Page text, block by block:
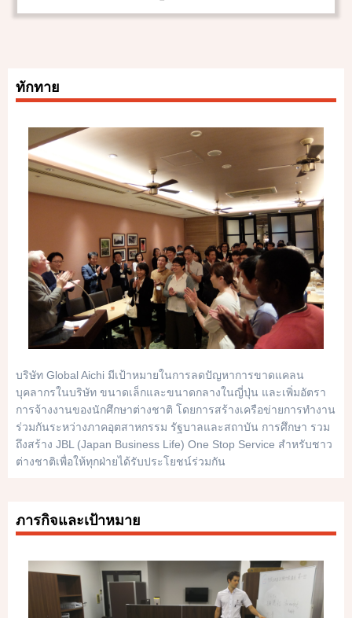
ทักทาย
บริษัท Global Aichi มีเป้าหมายในการลดปัญหาการขาดแคลน
บุคลากรในบริษัท ขนาดเล็กและขนาดกลางในญี่ปุ่น และเพิ่มอัตรา
การจ้างงานของนักศึกษาต่างชาติ โดยการสร้างเครือข่ายการทำงาน
ร่วมกันระหว่างภาคอุตสาหกรรม รัฐบาลและสถาบัน การศึกษา รวม
ถึงสร้าง JBL (Japan Business Life) One Stop Service สำหรับชาว
ต่างชาติเพื่อให้ทุกฝ่ายได้รับประโยชน์ร่วมกัน
ภารกิจและเป้าหมาย